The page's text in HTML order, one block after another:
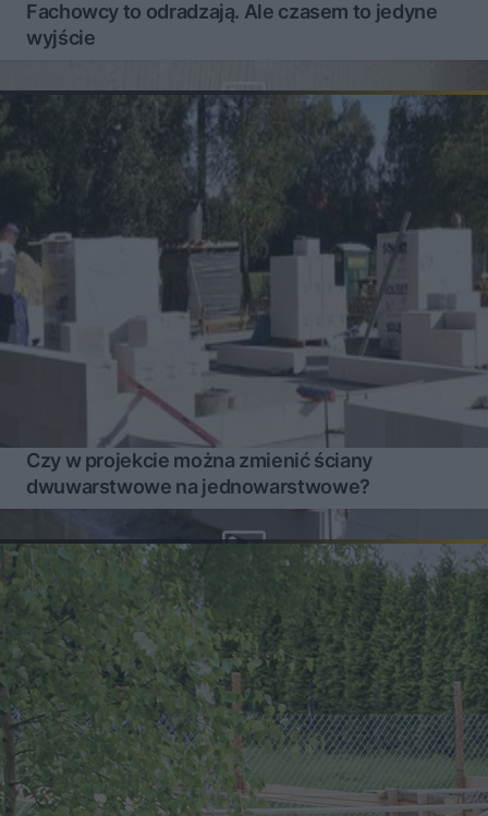
Fachowcy to odradzają. Ale czasem to jedyne
wyjście
Czy w projekcie można zmienić ściany
dwuwarstwowe na jednowarstwowe?